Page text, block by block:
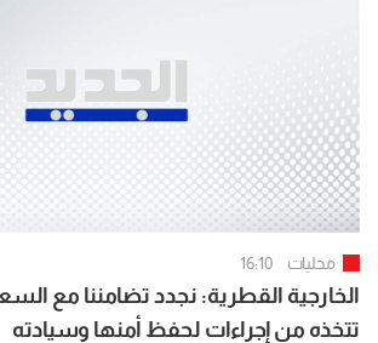
محليات 16:10
الخارجية القطرية: نجدد تضامننا مع
تتخذه من إجراءات لحفظ أمنها وسيادته